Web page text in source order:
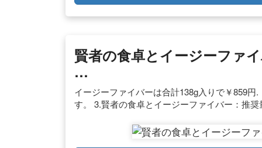
賢者の食卓とイージーファ
…
イージーファイバーは合計138g入りで￥859
す。 3.賢者の食卓とイージーファイバー：推奨